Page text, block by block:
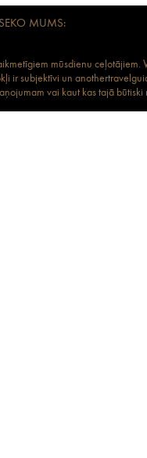
SEKO MUMS:
mūsdienu
ir subjektīvi un
vai kaut kas tajā